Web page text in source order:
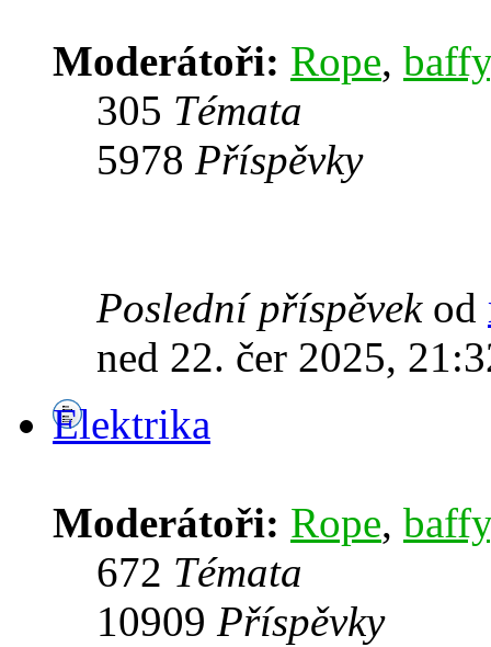
Moderátoři: Rope, baffy
305 Témata
5978 Příspěvky
Poslední příspěvekod
ned 22. čer 2025,
Elektrika
Moderátoři: Rope, baffy
672 Témata
10909 Příspěvky